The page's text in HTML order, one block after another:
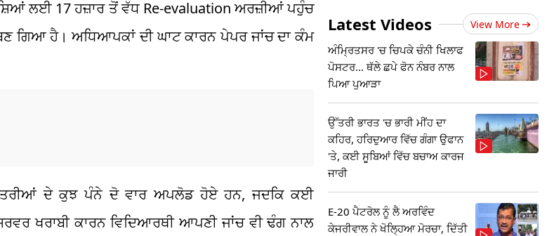
ਲਈ 17 ਹਜ਼ਾਰ ਤੋਂ ਵੱਧ Re-evaluation ਅਰਜ਼ੀਆਂ ਪਹੁੰਚ
ਗਿਆ ਹੈ। ਅਧਿਆਪਕਾਂ ਦੀ ਘਾਟ ਕਾਰਨ ਪੇਪਰ ਜਾਂਚ ਦਾ ਕੰਮ
ਦੇ ਕੁਝ ਪੰਨੇ ਦੋ ਵਾਰ ਅਪਲੋਡ ਹੋਏ ਹਨ, ਜਦਕਿ ਕਈ
ਖਰਾਬੀ ਕਾਰਨ ਵਿਦਿਆਰਥੀ ਆਪਣੀ ਜਾਂਚ ਵੀ ਢੰਗ ਨਾਲ
Latest Videos View More
ਅੰਮ੍ਰਿਤਸਰ 'ਚ ਚਿਪਕੇ ਚੰਨੀ ਖਿਲਾਫ
ਪੋਸਟਰ... ਥੱਲੇ ਛਪੇ ਫੋਨ ਨੰਬਰ ਨਾਲ
ਪਿਆ ਪੁਆੜਾ
ਉੱਤਰੀ ਭਾਰਤ 'ਚ ਭਾਰੀ ਮੀਂਹ ਦਾ
ਕਹਿਰ, ਹਰਿਦੁਆਰ ਵਿੱਚ ਗੰਗਾ ਉਫਾਨ
'ਤੇ, ਕਈ ਸੂਬਿਆਂ ਵਿੱਚ ਬਚਾਅ ਕਾਰਜ
ਜਾਰੀ
E-20 ਪੈਟਰੋਲ ਨੂੰ ਲੈ ਅਰਵਿੰਦ
ਕੇਜਰੀਵਾਲ ਨੇ ਖੋਲ੍ਹਿਆ ਮੋਰਚਾ, ਦਿੱਤੀ